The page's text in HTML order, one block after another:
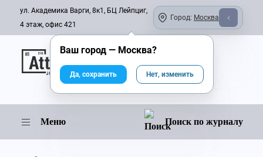
ул. Академика Варги, 8к1, БЦ Лейпциг,
4 этаж, офис 421
Город: Москва
Онлайн-журнал
Меню Поиск по журналу
Ваш город — Москва?
Да, сохранить Нет, изменить